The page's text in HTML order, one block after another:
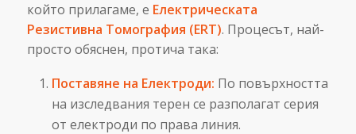
който прилагаме, е Електрическата
Резистивна Томография (ERT). Процесът, най-
просто обяснен, протича така:
Поставяне на Електроди: По повърхността
на изследвания терен се разполагат серия
от електроди по права линия.